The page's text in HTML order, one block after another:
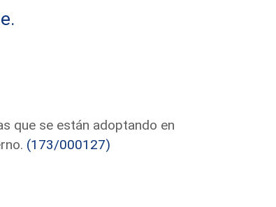
que se están adoptando en
(173/000127)